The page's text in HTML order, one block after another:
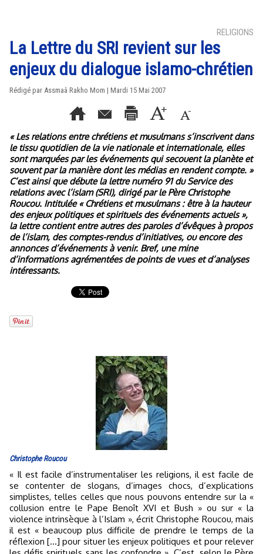
RELIGIONS
La Lettre du SRI revient sur les
enjeux du dialogue islamo-chrétien
Rédigé par Assmaâ Rakho Mom | Mardi 15 Mai 2007
« Les relations entre chrétiens et musulmans s’inscrivent dans
le tissu quotidien de la vie nationale et internationale, elles
sont marquées par les événements qui secouent la planète et
souvent par la manière dont les médias en rendent compte. »
C’est ainsi que débute la lettre numéro 91 du Service des
relations avec l’islam (SRI), dirigé par le Père Christophe
Roucou. Intitulée « Chrétiens et musulmans : être à la hauteur
des enjeux politiques et spirituels des événements actuels »,
la lettre contient entre autres des paroles d’évêques à propos
de l’islam, des comptes-rendus d’initiatives, ou encore des
annonces d’événements à venir. Bref, une mine
d’informations agrémentées de points de vues et d’analyses
intéressants.
Christophe Roucou
« Il est facile d’instrumentaliser les religions, il est facile de
se contenter de slogans, d’images chocs, d’explications
simplistes, telles celles que nous pouvons entendre sur la «
collusion entre le Pape Benoît XVI et Bush » ou sur « la
violence intrinsèque à l’Islam », écrit Christophe Roucou, mais
il est « beaucoup plus difficile de prendre le temps de la
réflexion […] pour situer les enjeux politiques et pour relever